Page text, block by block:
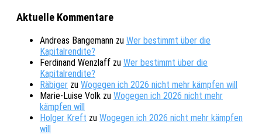
Aktuelle Kommentare
Andreas Bangemann zu Wer bestimmt über die
Kapitalrendite?
Ferdinand Wenzlaff zu Wer bestimmt über die
Kapitalrendite?
Räbiger zu Wogegen ich 2026 nicht mehr kämpfen will
Marie-Luise Volk zu Wogegen ich 2026 nicht mehr
kämpfen will
Holger Kreft zu Wogegen ich 2026 nicht mehr kämpfen
will